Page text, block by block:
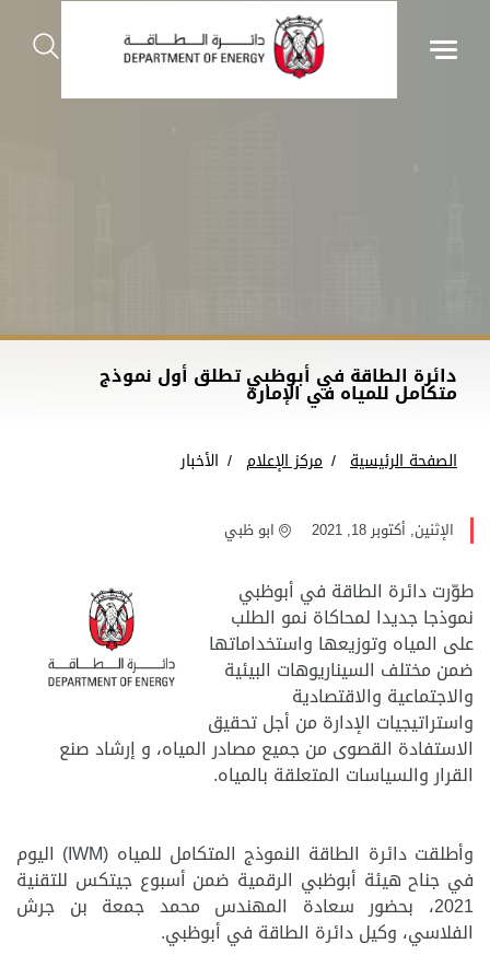
دائرة الطاقة في أبوظبي تطلق أول نموذج
متكامل للمياه في الإمارة
الصفحة الرئيسية مركز الإعلام الأخبار
الإثنين, أكتوبر 18, 2021 ابو ظبي
طوّرت دائرة الطاقة في أبوظبي
نموذجا جديدا لمحاكاة نمو الطلب
على المياه وتوزيعها واستخداماتها
ضمن مختلف السيناريوهات البيئية
والاجتماعية والاقتصادية
واستراتيجيات الإدارة من أجل تحقيق
الاستفادة القصوى من جميع مصادر المياه، و إرشاد صنع
القرار والسياسات المتعلقة بالمياه.
وأطلقت دائرة الطاقة النموذج المتكامل للمياه (IWM) اليوم
في جناح هيئة أبوظبي الرقمية ضمن أسبوع جيتكس للتقنية
2021، بحضور سعادة المهندس محمد جمعة بن جرش
الفلاسي، وكيل دائرة الطاقة في أبوظبي.